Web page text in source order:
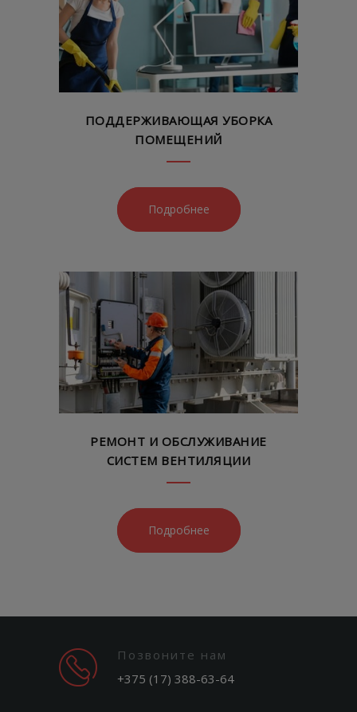
ПОДДЕРЖИВАЮЩАЯ УБОРКА
ПОМЕЩЕНИЙ
Подробнее
РЕМОНТ И ОБСЛУЖИВАНИЕ
СИСТЕМ ВЕНТИЛЯЦИИ
Подробнее
Позвоните нам
+375 (17) 388-63-64